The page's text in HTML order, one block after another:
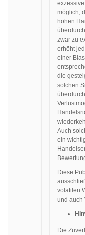
möglich,
hohen
zwar zu
erhöht
einer
die
solchen
Auch
ein
Diese
volatilen
und auch
Die